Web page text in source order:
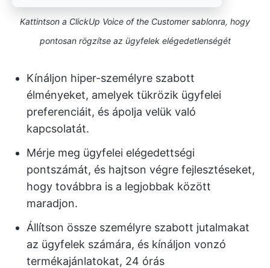
Kattintson a ClickUp Voice of the Customer sablonra, hogy
pontosan rögzítse az ügyfelek elégedetlenségét
Kínáljon hiper-személyre szabott
élményeket, amelyek tükrözik ügyfelei
preferenciáit, és ápolja velük való
kapcsolatát.
Mérje meg ügyfelei elégedettségi
pontszámát, és hajtson végre fejlesztéseket,
hogy továbbra is a legjobbak között
maradjon.
Állítson össze személyre szabott jutalmakat
az ügyfelek számára, és kínáljon vonzó
termékajánlatokat, 24 órás